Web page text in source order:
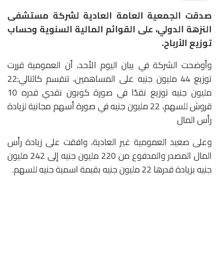
صدقت الجمعية العامة العادية لشركة مستشفى
النزهة الدولي، على القوائم المالية السنوية وحساب
توزيع الأرباح.
وأوضحت الشركة في بيان اليوم الأحد، أن العمومية قررت
توزيع 44 مليون جنيه على المساهمين، تنقسم كالتالي:22
مليون جنيه توزيع نقدًا في صورة كوبون نقدي قدره 10
قروش للسهم، 22 مليون جنيه في صورة أسهم مجانية لزيادة
رأس المال
وعلى صعيد العمومية غير العادية، وافقت على زيادة رأس
المال المصدر والمدفوع من 220 مليون جنيه إلى 242 مليون
جنيه بزيادة قدرها 22 مليون جنيه بقيمة اسمية جنيه للسهم.